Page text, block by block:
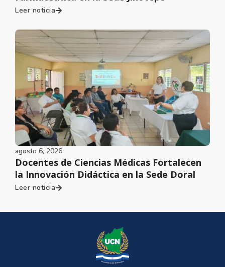
Leer noticia
agosto 6, 2026
Docentes de Ciencias Médicas Fortalecen
la Innovación Didáctica en la Sede Doral
Leer noticia